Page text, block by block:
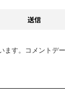
す。 コメントデ